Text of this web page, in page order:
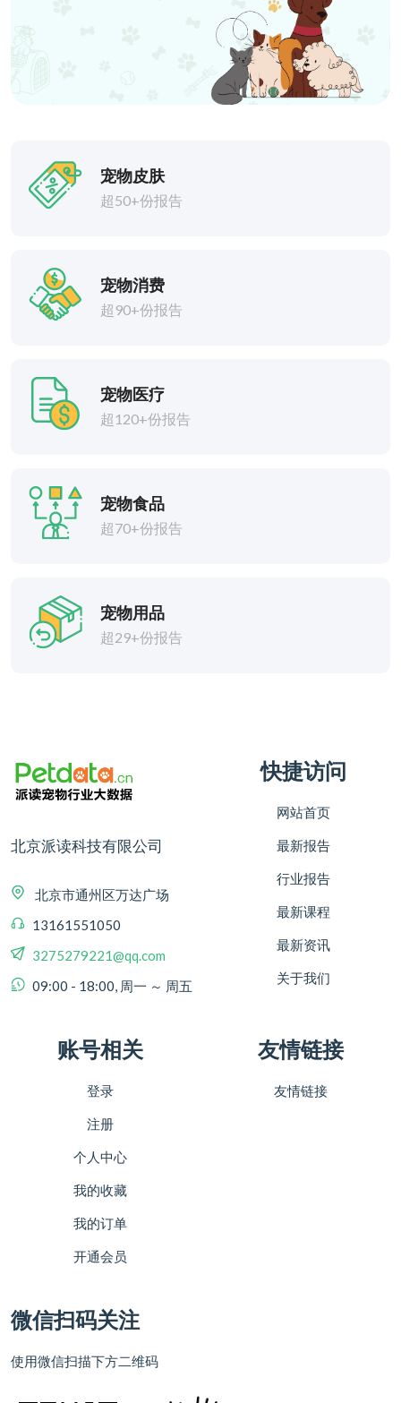
宠物皮肤
超50+份报告
宠物消费
超90+份报告
宠物医疗
超120+份报告
宠物食品
超70+份报告
宠物用品
超29+份报告
北京派读科技有限公司
北京市通州区万达广场
13161551050
3275279221@qq.com
09:00 - 18:00, 周一 ～ 周五
快捷访问
网站首页
最新报告
行业报告
最新课程
最新资讯
关于我们
账号相关
登录
注册
个人中心
我的收藏
我的订单
开通会员
友情链接
友情链接
微信扫码关注
使用微信扫描下方二维码